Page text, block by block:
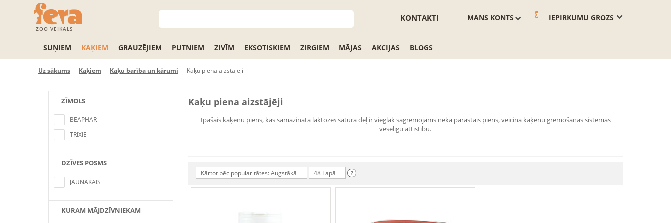
ZOO VEIKALS
IEPIRKUMU GROZS
0
MANS KONTS
KONTAKTI
SUŅIEM KAĶIEM GRAUZĒJIEM PUTNIEM ZIVĪM EKSOTISKIEM ZIRGIEM MĀJAS AKCIJAS BLOGS
Uz sākums Kaķiem Kaķu barība un kārumi Kaķu piena aizstājēji
ZĪMOLS
BEAPHAR
TRIXIE
DZĪVES POSMS
JAUNĀKAIS
KURAM MĀJDZĪVNIEKAM
Kaķu piena aizstājēji
Īpašais kaķēnu piens, kas samazinātā laktozes satura dēļ ir vieglāk sagremojams nekā parastais piens, veicina kaķēnu gremošanas sistēmas
veselīgu attīstību.
Kārtot pēc popularitātes: Augstākā 48 Lapā ?